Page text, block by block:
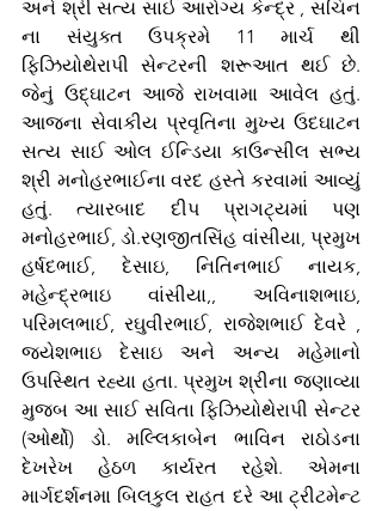
અને શ્રી સત્ય સાઈ આરોગ્ય કેન્દ્ર , સચિન
ના સંયુક્ત ઉપક્રમે 11 માર્ચ થી
ફિઝિયોથેરાપી સેન્ટરની શરૂઆત થઈ છે.
જેનું ઉદ્ઘાટન આજે રાખવામા આવેલ હતું.
આજના સેવાકીય પ્રવૃતિના મુખ્ય ઉદઘાટન
સત્ય સાઈ ઓલ ઈન્ડિયા કાઉન્સીલ સભ્ય
શ્રી મનોહરભાઈના વરદ હસ્તે કરવામાં આવ્યું
હતું. ત્યારબાદ દીપ પ્રાગટ્યમાં પણ
મનોહરભાઈ, ડો.રણજીતસિંહ વાંસીયા, પ્રમુખ
હર્ષદભાઈ, દેસાઇ, નિતિનભાઈ નાયક,
મહેન્દ્રભાઇ વાંસીયા,, અવિનાશભાઇ,
પરિમલભાઈ, રઘુવીરભાઈ, રાજેશભાઈ દેવરે ,
જયેશભાઇ દેસાઇ અને અન્ય મહેમાનો
ઉપસ્થિત રહ્યા હતા. પ્રમુખ શ્રીના જણાવ્યા
મુજબ આ સાઈ સવિતા ફિઝિયોથેરાપી સેન્ટર
(ઓર્થો) ડો. મલ્લિકાબેન ભાવિન રાઠોડના
દેખરેખ હેઠળ કાર્યરત રહેશે. એમના
માર્ગદર્શનમા બિલકુલ રાહત દરે આ ટ્રીટમેન્ટ